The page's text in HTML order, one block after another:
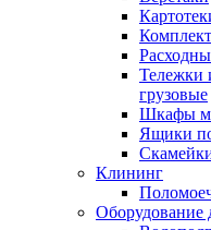
Тележки
грузовые
Шкафы
Ящики
Клининг
Оборудование